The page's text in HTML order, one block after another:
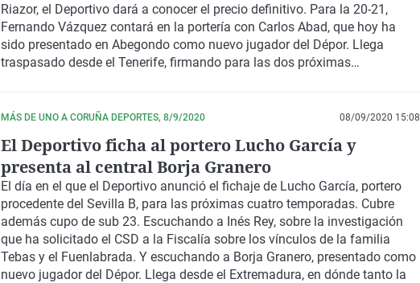
Riazor, el Deportivo dará a conocer el precio definitivo. Para la 20-21,
Fernando Vázquez contará en la portería con Carlos Abad, que hoy ha
sido presentado en Abegondo como nuevo jugador del Dépor. Llega
traspasado desde el Tenerife, firmando para las dos próximas
e non por unanimidade", como apuntó Inés Rey. Al final, desde el Concello
de solicitarle al CSD su inhabilitación, así como el cese de Irene Lozano al
frente del Consejo Superior de Deportes. Incluso se pidió a que Javier
Losada, Delegado del Gobierno, a que rectifique sus declaraciones de
apoyo al CSD en el "Caso Fuenlabrada".
MÁS DE UNO A CORUÑA DEPORTES, 8/9/2020 08/09/2020 15:08
El Deportivo ficha al portero Lucho García y
presenta al central Borja Granero
El día en el que el Deportivo anunció el fichaje de Lucho García, portero
procedente del Sevilla B, para las próximas cuatro temporadas. Cubre
además cupo de sub 23. Escuchando a Inés Rey, sobre la investigación
que ha solicitado el CSD a la Fiscalía sobre los vínculos de la familia
Tebas y el Fuenlabrada. Y escuchando a Borja Granero, presentado como
nuevo jugador del Dépor. Llega desde el Extremadura, en dónde tanto la